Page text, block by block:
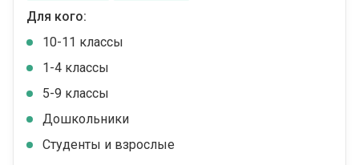
Для кого:
10-11 классы
1-4 классы
5-9 классы
Дошкольники
Студенты и взрослые